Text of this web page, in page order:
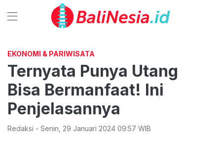
EKONOMI & PARIWISATA
Ternyata Punya Utang
Bisa Bermanfaat! Ini
Penjelasannya
Redaksi - Senin 29 Januari 2024 09:57 WIB